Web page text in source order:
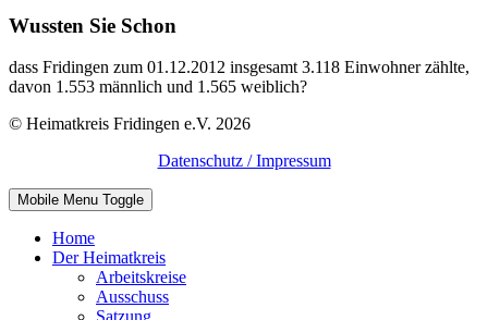
Wussten Sie Schon
dass Fridingen zum 01.12.2012 insgesamt 3.118 Einwohner zählte,
davon 1.553 männlich und 1.565 weiblich?
© Heimatkreis Fridingen e.V. 2026
Datenschutz / Impressum
Mobile Menu Toggle
Home
Der Heimatkreis
Arbeitskreise
Ausschuss